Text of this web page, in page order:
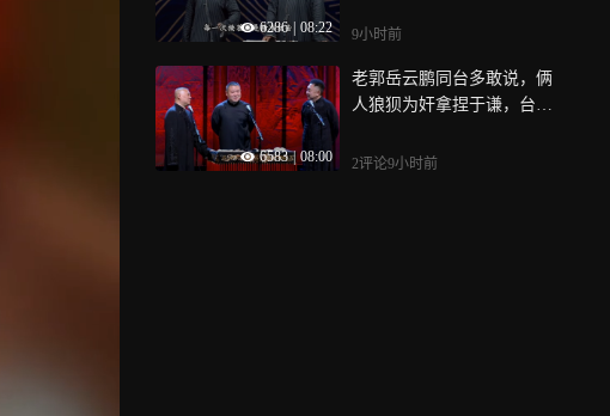
6286 08:22 9小时前
6583 | 08:00
老郭岳云鹏同台多敢说，俩
人狼狈为奸拿捏于谦，台上
2评论9小时前